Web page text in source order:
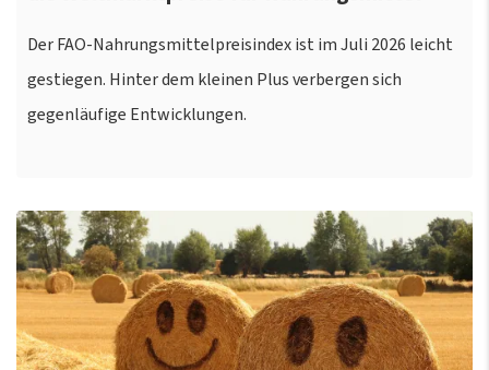
Der FAO-Nahrungsmittelpreisindex ist im Juli 2026 leicht
gestiegen. Hinter dem kleinen Plus verbergen sich
gegenläufige Entwicklungen.